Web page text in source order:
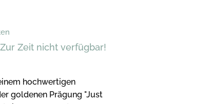
Zur Zeit nicht verfügbar!
hochwertigen
goldenen Prägung "Just